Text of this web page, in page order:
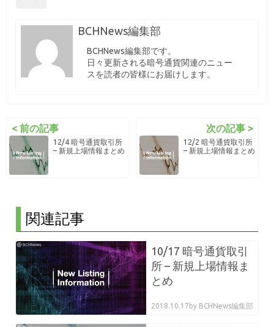
BCHNews編集部
BCHNews編集部です。
日々更新される暗号通貨関連のニュー
スを読者の皆様にお届けします。
< 前の記事
12/4 暗号通貨取引所
– 新規上場情報まとめ
次の記事 >
12/2 暗号通貨取引所
– 新規上場情報まとめ
関連記事
10/17 暗号通貨取引
所 – 新規上場情報ま
とめ
2018.10.17 by BCHNews編集部